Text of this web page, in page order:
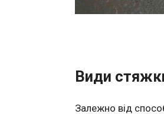
Види
Залежно від